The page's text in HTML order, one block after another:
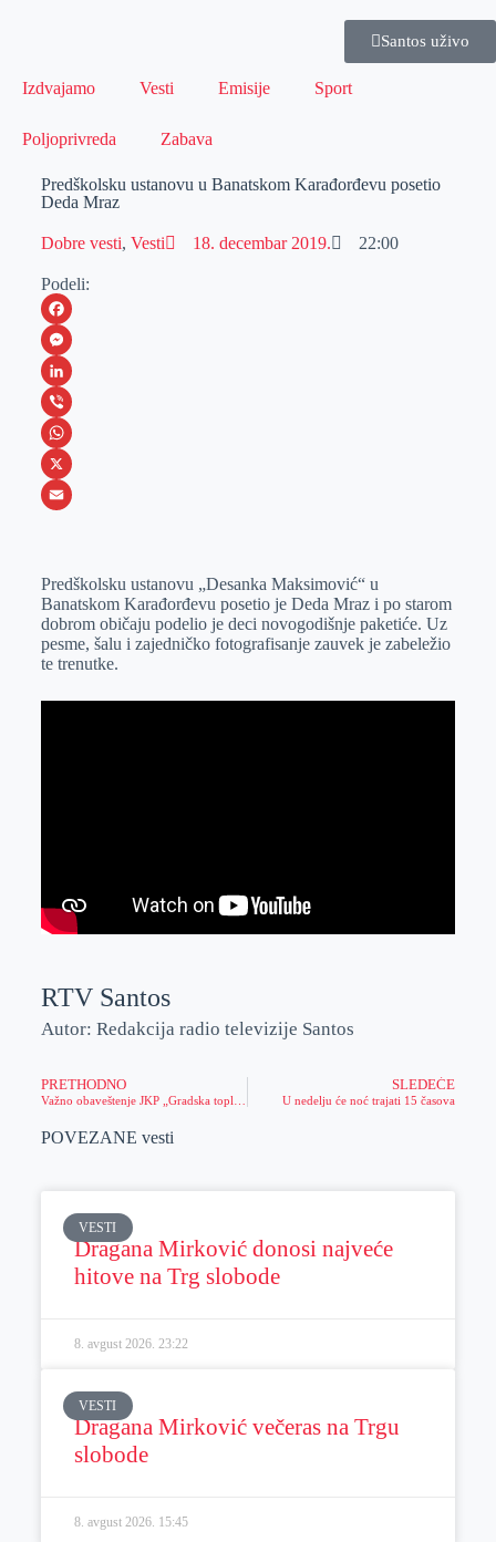
Santos uživo
Izdvajamo Vesti Emisije Sport
Poljoprivreda Zabava
Predškolsku ustanovu u Banatskom Karađorđevu posetio
Deda Mraz
Dobre vesti, Vesti 18. decembar 2019. 22:00
Podeli:
F
a
c
e
b
o
M
e
s
s
e
e
r
L
i
n
k
I
n
V
i
b
W
h
s
A
p
X
a
i
l
Predškolsku ustanovu „Desanka Maksimović“ u
Banatskom Karađorđevu posetio je Deda Mraz i po starom
dobrom običaju podelio je deci novogodišnje paketiće. Uz
pesme, šalu i zajedničko fotografisanje zauvek je zabeležio
te trenutke.
RTV Santos
Autor: Redakcija radio televizije Santos
PRETHODNO SLEDEĆE
U nedelju će noć trajati 15 časova
POVEZANE vesti
VESTI
Dragana Mirković donosi najveće
hitove na Trg slobode
8. avgust 2026. 23:22
VESTI
Dragana Mirković večeras na Trgu
slobode
8. avgust 2026. 15:45